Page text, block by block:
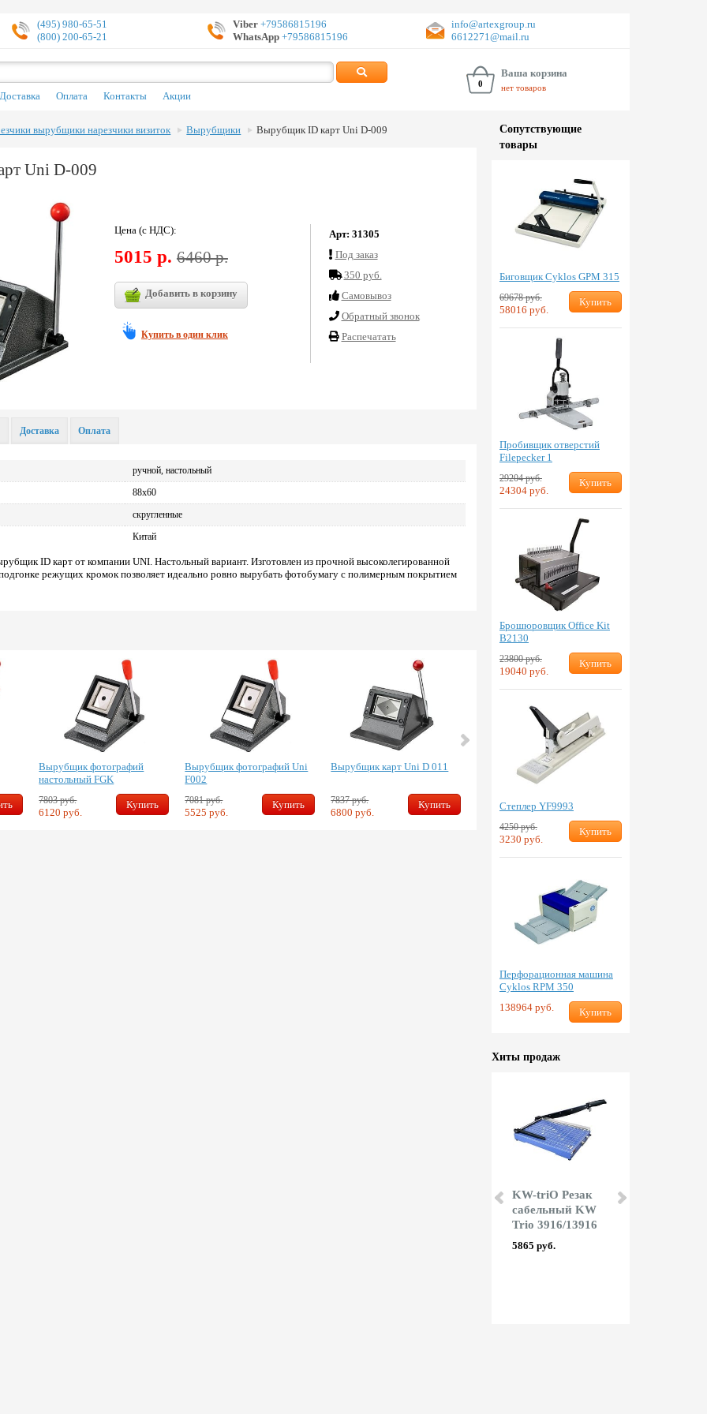
(495) 980-65-51
(800) 200-65-21
Viber+79586815196
WhatsApp+79586815196
info@artexgroup.ru
6612271@mail.ru
Доставка Оплата Контакты Акции
0
Ваша корзина
нет товаров
вырубщики нарезчики визиток Вырубщики Вырубщик ID карт Uni D-009
Uni D-009
Цена (с НДС):
5015 р. 6460 р.
Добавить в корзину
Купить в один клик
Арт: 31305
Под заказ
350 руб.
Cамовывоз
Обратный звонок
Распечатать
ручной, настольный
88х60
скругленные
Китай
ID карт от компании UNI. Настольный вариант. Изготовлен из прочной высоколегированной
режущих кромок позволяет идеально ровно вырубать фотобумагу с полимерным покрытием
Доставка Оплата
Вырубщик фотографий
настольный FGK
7803 руб.
6120 руб.
Купить
Вырубщик фотографий Uni
F002
7081 руб.
5525 руб.
Купить
Вырубщик карт Uni D 011
7837 руб.
6800 руб.
Купить
Вырубщик фотографий
2550 руб.
Купить
Сопут­ствую­щие
товары
Биговщик Cyklos GPM 315
69678 руб.
58016 руб.
Купить
Пробивщик отверстий
Filepecker 1
29204 руб.
24304 руб.
Купить
Брошюровщик Office Kit
B2130
23800 руб.
19040 руб.
Купить
Степлер YF9993
4250 руб.
3230 руб.
Купить
Перфорационная машина
Cyklos RPM 350
138964 руб.
Купить
Хиты продаж
KW-triO Резак
сабельный KW
Trio 3916/13916
5865 руб.